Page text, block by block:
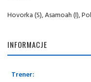
Hovorka (S), Asamoah (I),
INFORMACJE
Trener: